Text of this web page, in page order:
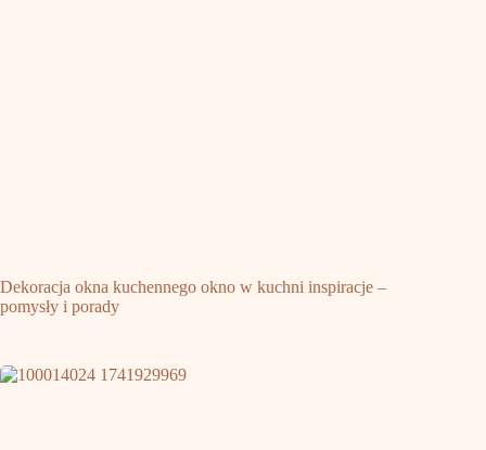
Dekoracja okna kuchennego okno w kuchni inspiracje –
pomysły i porady